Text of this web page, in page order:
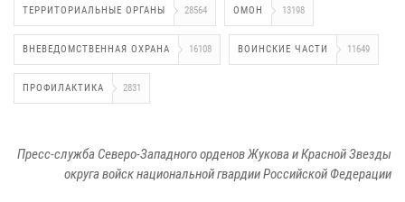
ТЕРРИТОРИАЛЬНЫЕ ОРГАНЫ 28564 ОМОН 13198
ВНЕВЕДОМСТВЕННАЯ ОХРАНА 16108 ВОИНСКИЕ ЧАСТИ 11649
ПРОФИЛАКТИКА 2831
Пресс-служба Северо-Западного орденов Жукова и Красной Звезды
округа войск национальной гвардии Российской Федерации